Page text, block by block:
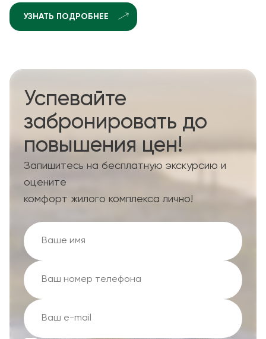
УЗНАТЬ ПОДРОБНЕЕ
Успевайте
забронировать до
повышения цен!
Запишитесь на бесплатную экскурсию и
оцените
комфорт жилого комплекса лично!